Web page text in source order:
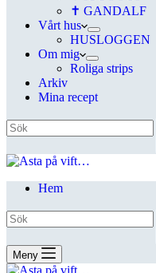
✝ GANDALF
Vårt hus
HUSLOGGEN
Om mig
Roliga strips
Arkiv
Mina recept
Hem
Meny